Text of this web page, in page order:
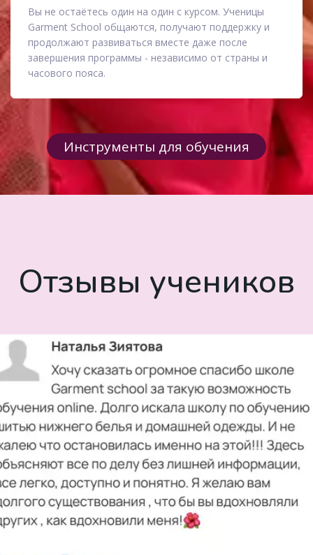
Вы не остаётесь один на один с курсом. Ученицы
Garment School общаются, получают поддержку и
продолжают развиваться вместе даже после
завершения программы - независимо от страны и
часового пояса.
Инструменты для обучения
Отзывы учеников